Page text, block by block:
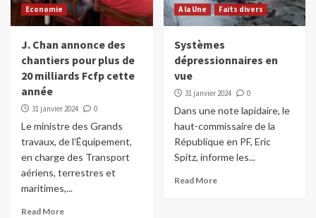
Economie
J. Chan annonce des
chantiers pour plus de
20 milliards Fcfp cette
année
31 janvier 2024 0
Le ministre des Grands
travaux, de l’Équipement,
en charge des Transport
aériens, terrestres et
maritimes,...
Read More
A la Une Faits divers
Systèmes
dépressionnaires en
vue
31 janvier 2024 0
Dans une note lapidaire, le
haut-commissaire de la
République en PF, Eric
Spitz, informe les...
Read More